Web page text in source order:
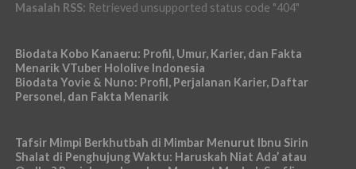
Masalah RSS: Retrieved unsupported status code "404"
Biodata Kobo Kanaeru: Profil, Umur, Karier, dan Fakta
Menarik VTuber Hololive Indonesia
Biodata Yovie & Nuno: Profil, Perjalanan Karier, Daftar
Personel, dan Fakta Menarik
Tafsir Mimpi Berkhutbah di Mimbar Menurut Ibnu Sirin
Shalat di Penghujung Waktu: Haruskah Niat Ada’ atau